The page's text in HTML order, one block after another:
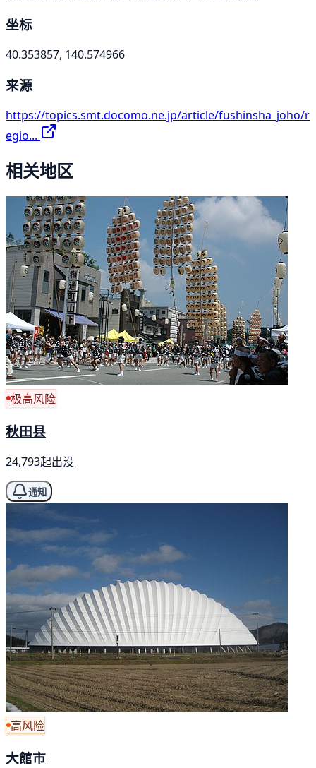
坐标
40.353857, 140.574966
来源
https://topics.smt.docomo.ne.jp/article/fushinsha_joho/r
egio...
相关地区
极高风险
秋田县
24,793起出没
通知
高风险
大館市